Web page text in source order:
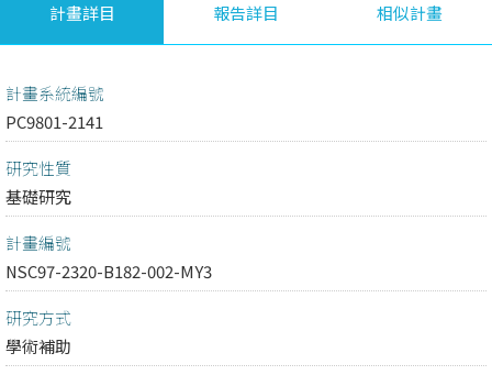
計畫詳目 報告詳目 相似計畫
計畫系統編號
PC9801-2141
研究性質
基礎研究
計畫編號
NSC97-2320-B182-002-MY3
研究方式
學術補助